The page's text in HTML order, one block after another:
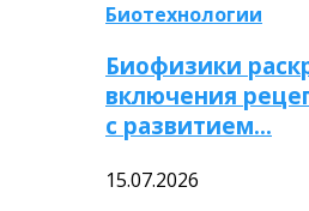
Биотехнологии
Биофизики
включения
с развитием…
15.07.2026